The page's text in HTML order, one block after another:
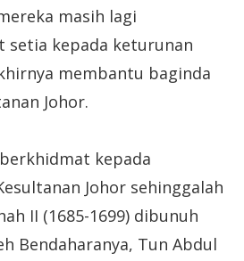
masih lagi
setia kepada keturunan
membantu baginda
Johor.
kepada
Johor sehinggalah
II (1685-1699) dibunuh
Bendaharanya, Tun Abdul